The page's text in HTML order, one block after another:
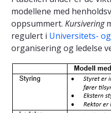
modellene med
oppsummert. Kursivering
regulert i Universitets-
organisering og ledelse